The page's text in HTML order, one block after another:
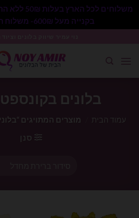
משלוחים לכל
בקנייה מעל 600₪- משלוח חינם.
בלונים בקונספט
עמוד הבית
מוצרים המתויגים
סנן